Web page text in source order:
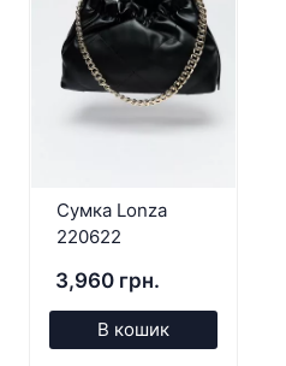
Сумка Lonza
220622
3,960 грн.
В кошик